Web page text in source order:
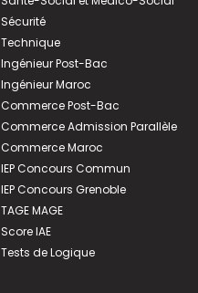
Sécurité
Technique
Ingénieur Post-Bac
Ingénieur Maroc
Commerce Post-Bac
Commerce Admission Parallèle
Commerce Maroc
IEP Concours Commun
IEP Concours Grenoble
TAGE MAGE
Score IAE
Tests de Logique